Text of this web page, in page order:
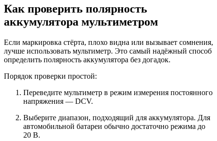
Как проверить полярность
аккумулятора мультиметром
Если маркировка стёрта, плохо видна или вызывает сомнения,
лучше использовать мультиметр. Это самый надёжный способ
определить полярность аккумулятора без догадок.
Порядок проверки простой:
Переведите мультиметр в режим измерения постоянного
напряжения — DCV.
Выберите диапазон, подходящий для аккумулятора. Для
автомобильной батареи обычно достаточно режима до
20 В.